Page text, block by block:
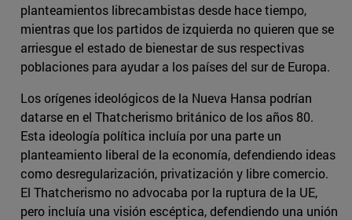
planteamientos librecambistas desde hace tiempo,
mientras que los partidos de izquierda no quieren que se
arriesgue el estado de bienestar de sus respectivas
poblaciones para ayudar a los países del sur de Europa.
Los orígenes ideológicos de la Nueva Hansa podrían
datarse en el Thatcherismo británico de los años 80.
Esta ideología política incluía por una parte un
planteamiento liberal de la economía, defendiendo ideas
como desregularización, privatización y libre comercio.
El Thatcherismo no advocaba por la ruptura de la UE,
pero incluía una visión escéptica, defendiendo una unión